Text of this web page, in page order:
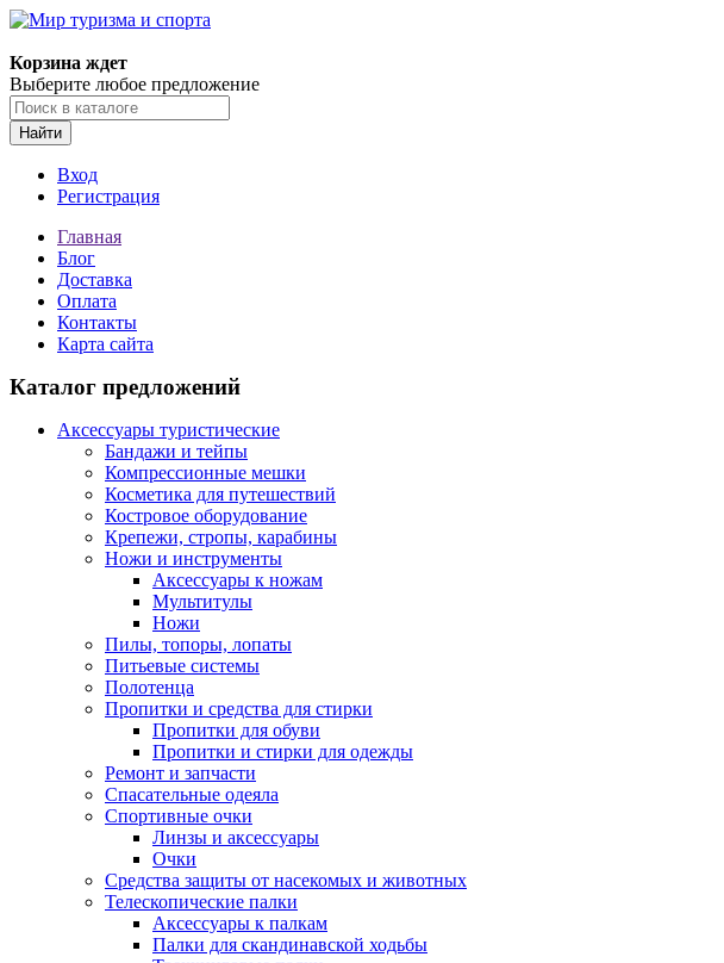
Корзина ждет
Выберите любое предложение
Найти
Вход
Регистрация
Главная
Блог
Доставка
Оплата
Контакты
Карта сайта
Каталог предложений
Аксессуары туристические
Бандажи и тейпы
Компрессионные мешки
Косметика для путешествий
Костровое оборудование
Крепежи, стропы, карабины
Ножи и инструменты
Аксессуары к ножам
Мультитулы
Ножи
Пилы, топоры, лопаты
Питьевые системы
Полотенца
Пропитки и средства для стирки
Пропитки для обуви
Пропитки и стирки для одежды
Ремонт и запчасти
Спасательные одеяла
Спортивные очки
Линзы и аксессуары
Очки
Средства защиты от насекомых и животных
Телескопические палки
Аксессуары к палкам
Палки для скандинавской ходьбы